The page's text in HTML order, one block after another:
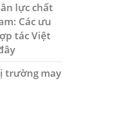
lực chất
Các ưu
tác Việt
trường may